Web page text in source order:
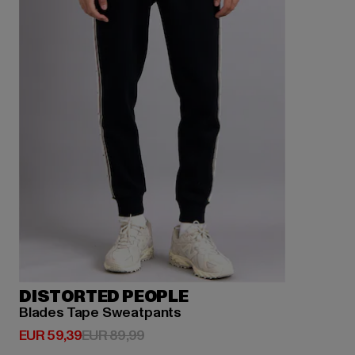
DISTORTED PEOPLE
Blades Tape Sweatpants
EUR 59,39
Derzeitiger Preis: EUR 59,39
EUR 89,99Aktionspreis: EUR 89,99